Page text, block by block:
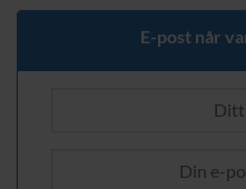
E-post når